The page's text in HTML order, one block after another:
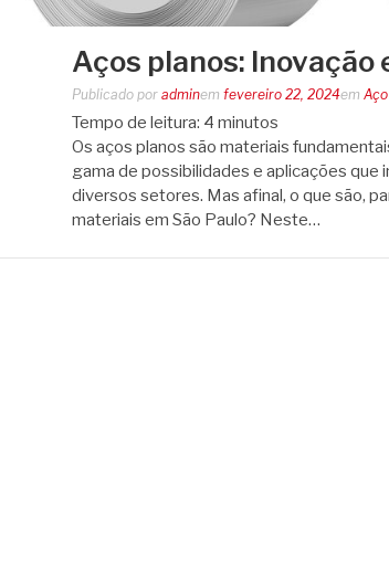
Aços planos:
Publicado por adminem fevereiro 22, 2024em
Tempo de leitura: 4 minutos
Os aços planos são materiais
gama de possibilidades e aplicações que
diversos setores. Mas afinal, o que são,
materiais em São Paulo? Neste…